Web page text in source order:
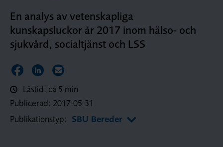
En analys av vetenskapliga
kunskapsluckor år 2017 inom hälso- och
sjukvård, socialtjänst och LSS
Dela sidan på Facebook
Dela sidan på LinkedIn
Dela sidan via E-post
Lästid: ca 5 min
Publicerad: 2017-05-31
Publikationstyp: SBU Bereder